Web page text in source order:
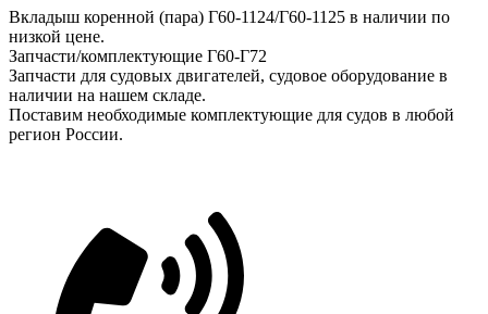
Вкладыш коренной (пара) Г60-1124/Г60-1125 в наличии по
низкой цене.
Запчасти/комплектующие Г60-Г72
Запчасти для судовых двигателей, судовое оборудование в
наличии на нашем складе.
Поставим необходимые комплектующие для судов в любой
регион России.